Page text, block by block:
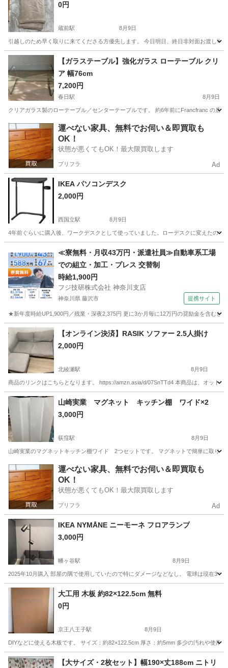
0円
蔵前駅 8月9日
引越しのため早く取りに来てくださる方優先します。 今日明日、終日非対面お渡し
東京 台東区 蔵前駅 カーペット/マット/ラグ
【ガラステーブル】強化ガラス ローテーブル クリ
ア 幅76cm
7,200円
春日駅 8月9日
クリアガラス製のローテーブル／センターテーブルです。 約6年前にFrancfranc の店
東京 千代田区 春日駅 テーブル
運べない家具、無料でお伺い＆即買取も
OK！
状態が悪くてもOK！最大限買取します
プリフラ Ad
IKEA パソコンデスク
2,000円
西国立駅 8月9日
4年前ぐらいに購入後、ワークデスクとして使っていました。ローデスクに変えたの
西国立駅 テーブル
≪寮無料・月収43万円・派遣社員≫自動車系工場
での組立・加工・プレス 交替制
時給1,900円
フジ技研株式会社 神奈川支店
神奈川県 藤沢市 提携サイト
★新年度時給UP1,900円／残業・深夜2,375円 更に3か月毎に12万円の奨励金を含む
神奈川 藤沢市 その他
【オンライン決済】RASIK ソファー 2.5人掛け
2,000円
北綾瀬駅 8月9日
商品のリンクはこちらとなります。 https://amzn.asia/d/07SnTTd4 本商品は、オット
東京 足立区 北綾瀬駅 ソファ
山崎実業 マグネット キッチン棚 ワイド×2
3,000円
荻窪駅 8月9日
山崎実業のマグネットキッチン棚ワイド 2つセットです。 マグネットで簡単に取り
東京 杉並区 荻窪駅 収納家具 マグネット
運べない家具、無料でお伺い＆即買取も
OK！
状態が悪くてもOK！最大限買取します
プリフラ Ad
IKEA NYMÅNE ニーモーネ フロアランプ
3,000円
幡ヶ谷駅 8月9日
2025年10月購入 部屋の隅で使用していたので特にダメージなどなし。 電球は現在3つ
東京 渋谷区 幡ヶ谷駅 照明器具
大工用 木板 約82×122.5cm 無料
0円
京王八王子駅 8月9日
DIYなどに使える木板です。 サイズ：約82×122.5cm 厚さ：約5mm 多少の汚れや使
東京 八王子市 京王八王子駅 その他 無料
【大サイズ・2枚セット】幅190×丈188cm ニトリ